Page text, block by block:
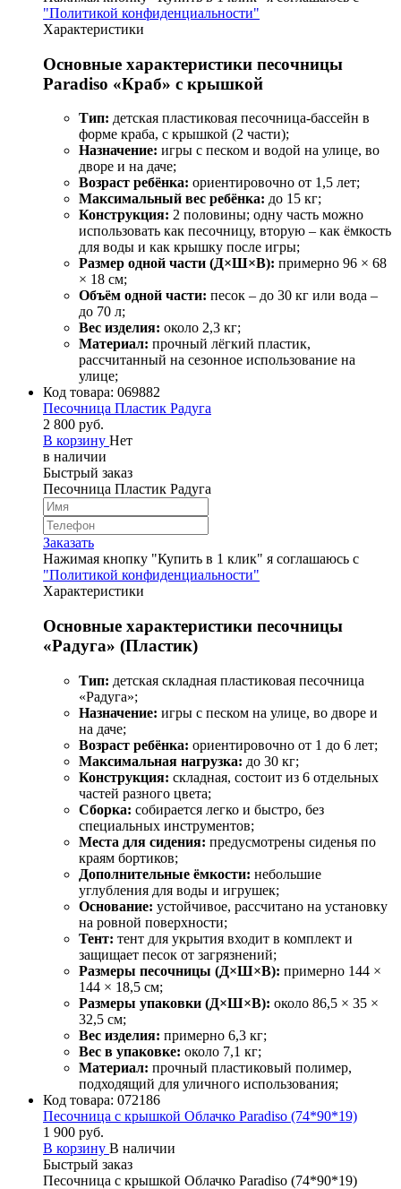
"Политикой конфиденциальности"
Характеристики
Основные характеристики песочницы
Paradiso «Краб» с крышкой
Тип: детская пластиковая песочница-бассейн в
форме краба, с крышкой (2 части);
Назначение: игры с песком и водой на улице, во
дворе и на даче;
Возраст ребёнка: ориентировочно от 1,5 лет;
Максимальный вес ребёнка: до 15 кг;
Конструкция: 2 половины; одну часть можно
использовать как песочницу, вторую – как ёмкость
для воды и как крышку после игры;
Размер одной части (Д×Ш×В): примерно 96 × 68
× 18 см;
Объём одной части: песок – до 30 кг или вода –
до 70 л;
Вес изделия: около 2,3 кг;
Материал: прочный лёгкий пластик,
рассчитанный на сезонное использование на
улице;
Код товара: 069882
Песочница Пластик Радуга
2 800 руб.
В корзину Нет
в наличии
Быстрый заказ
Песочница Пластик Радуга
Заказать
Нажимая кнопку "Купить в 1 клик" я соглашаюсь с
"Политикой конфиденциальности"
Характеристики
Основные характеристики песочницы
«Радуга» (Пластик)
Тип: детская складная пластиковая песочница
«Радуга»;
Назначение: игры с песком на улице, во дворе и
на даче;
Возраст ребёнка: ориентировочно от 1 до 6 лет;
Максимальная нагрузка: до 30 кг;
Конструкция: складная, состоит из 6 отдельных
частей разного цвета;
Сборка: собирается легко и быстро, без
специальных инструментов;
Места для сидения: предусмотрены сиденья по
краям бортиков;
Дополнительные ёмкости: небольшие
углубления для воды и игрушек;
Основание: устойчивое, рассчитано на установку
на ровной поверхности;
Тент: тент для укрытия входит в комплект и
защищает песок от загрязнений;
Размеры песочницы (Д×Ш×В): примерно 144 ×
144 × 18,5 см;
Размеры упаковки (Д×Ш×В): около 86,5 × 35 ×
32,5 см;
Вес изделия: примерно 6,3 кг;
Вес в упаковке: около 7,1 кг;
Материал: прочный пластиковый полимер,
подходящий для уличного использования;
Код товара: 072186
Песочница с крышкой Облачко Paradiso (74*90*19)
1 900 руб.
В корзину В наличии
Быстрый заказ
Песочница с крышкой Облачко Paradiso (74*90*19)